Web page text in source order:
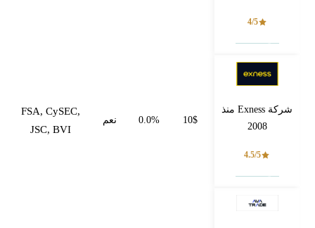
4/5
شركة Exness منذ
2008
4.5/5
10$
0.0% نعم
FSA, CySEC,
JSC, BVI